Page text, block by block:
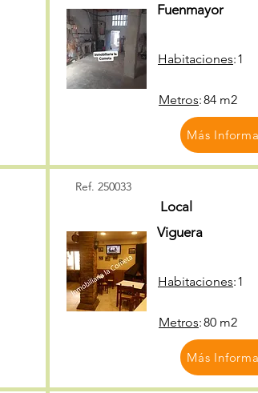
Fuenmayor
Habitaciones:1
Metros:84 m2
Más
Ref. 250033
Local
Viguera
Habitaciones:1
Metros:80 m2
Más